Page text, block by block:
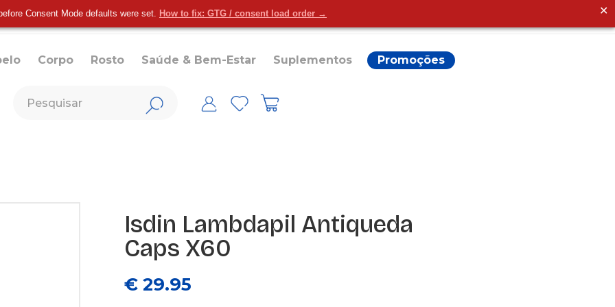
Consent Mode defaults were set. How to fix: GTG / consent load order → ✕
Corpo Rosto Saúde & Bem-Estar Suplementos Promoções
Isdin Lambdapil Antiqueda
Caps X60
€ 29.95